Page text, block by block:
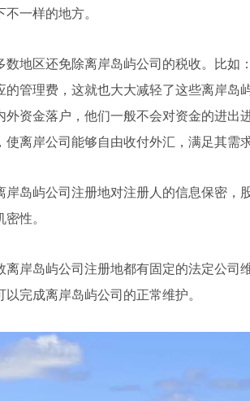
一样的地方。
地区还免除离岸岛屿公司的税收。比如
管理费，这就也大大减轻了这些离岸岛
资金落户，他们一般不会对资金的进出
离岸公司能够自由收付外汇，满足其需求
岸岛屿公司注册地对注册人的信息保密，
性。
岸岛屿公司注册地都有固定的法定公司
完成离岸岛屿公司的正常维护。